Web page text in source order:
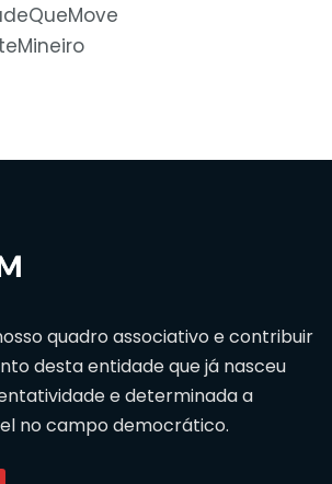
quadro associativo e contribuir
desta entidade que já nasceu
e determinada a
no campo democrático.